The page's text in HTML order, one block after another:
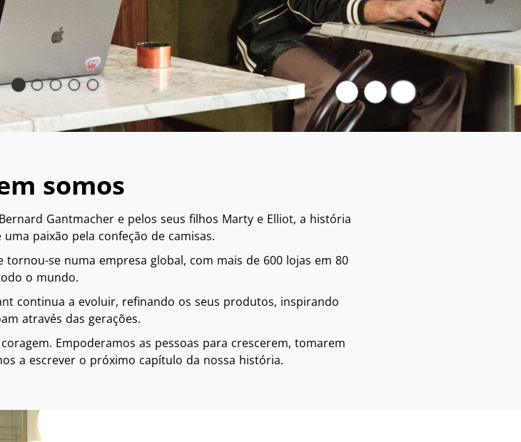
Intervalo
somos
Gantmacher e pelos seus filhos Marty e Elliot, a história
paixão pela confeção de camisas.
se numa empresa global, com mais de 600 lojas em 80
o mundo.
continua a evoluir, refinando os seus produtos, inspirando
através das gerações.
Empoderamos as pessoas para crescerem, tomarem
a escrever o próximo capítulo da nossa história.